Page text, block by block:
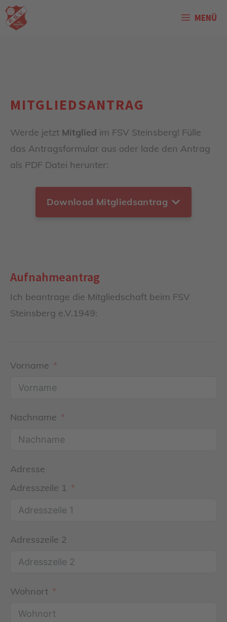
Zum
Inhalt
MENÜ
MITGLIEDSANTRAG
Werde jetzt Mitglied im FSV Steinsberg! Fülle
das Antragsformular aus oder lade den Antrag
als PDF Datei herunter:
Download Mitgliedsantrag
Aufnahmeantrag
Ich beantrage die Mitgliedschaft beim FSV
Steinsberg e.V.1949:
Vorname
Nachname
Adresse
Adresszeile 1
Adresszeile 2
Wohnort